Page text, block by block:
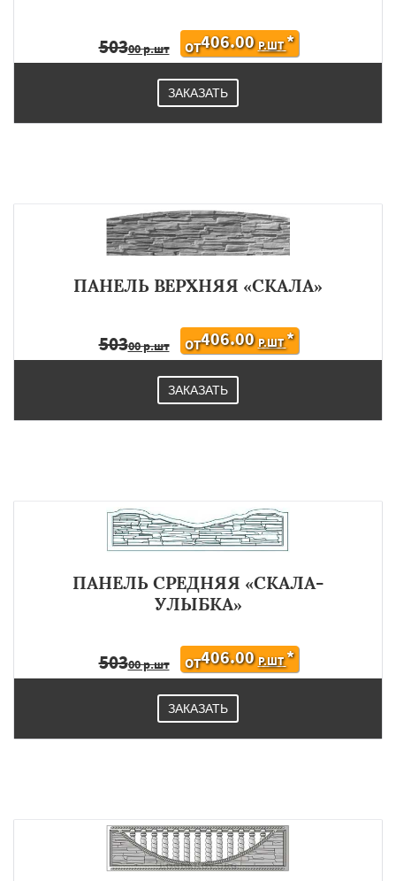
50300 р.шт ОТ406.00 Р.ШТ*
ЗАКАЗАТЬ
ПАНЕЛЬ ВЕРХНЯЯ «СКАЛА»
50300 р.шт ОТ406.00 Р.ШТ*
ЗАКАЗАТЬ
ПАНЕЛЬ СРЕДНЯЯ «СКАЛА-
УЛЫБКА»
50300 р.шт ОТ406.00 Р.ШТ*
ЗАКАЗАТЬ